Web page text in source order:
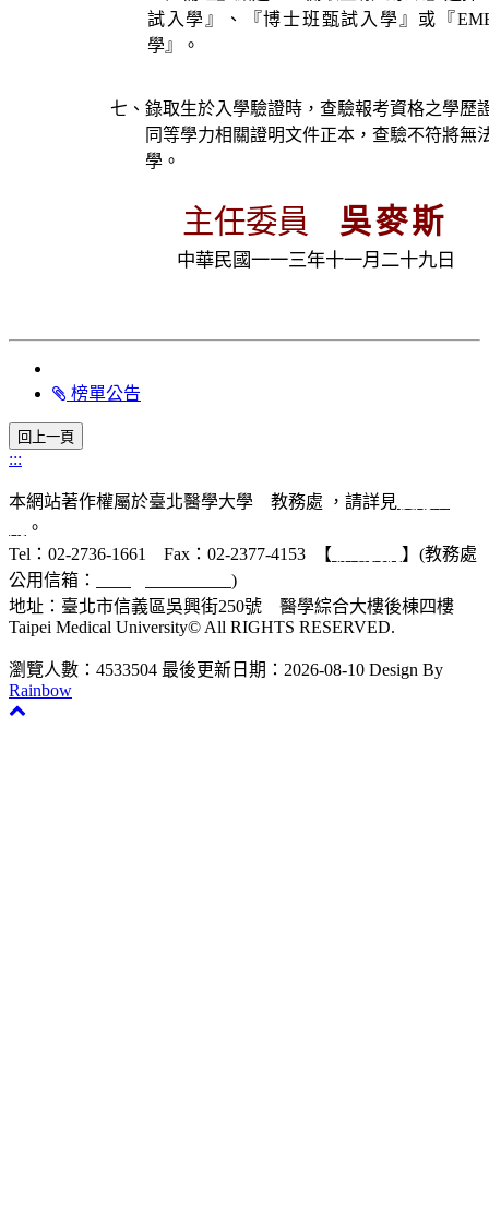
試入學』、『博士班甄試入學』或『
學』。
七、錄取生於入學驗證時，查驗報考資格之學歷
同等學力相關證明文件正本，查驗不符將無
學。
主任委員 吳麥斯
中華民國一一三年十一月二十九日
榜單公告
:::
本網站著作權屬於臺北醫學大學 教務處 ，請詳見
。
Tel：02-2736-1661 Fax：02-2377-4153 【
】(教務處
公用信箱：
)
地址：臺北市信義區吳興街250號 醫學綜合大樓後棟四樓
Taipei Medical University© All RIGHTS RESERVED.
瀏覽人數：4533504 最後更新日期：2026-08-10 Design By
Rainbow